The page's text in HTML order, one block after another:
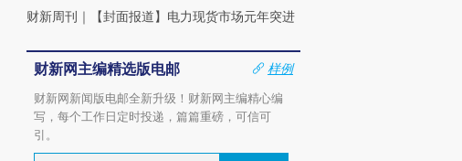
财新周刊 ｜ 【封面报道】电力现货市场元年突进
财新网主编精选版电邮
样例
财新网新闻版电邮全新升级！财新网主编精心编
写，每个工作日定时投递，篇篇重磅，可信可
引。